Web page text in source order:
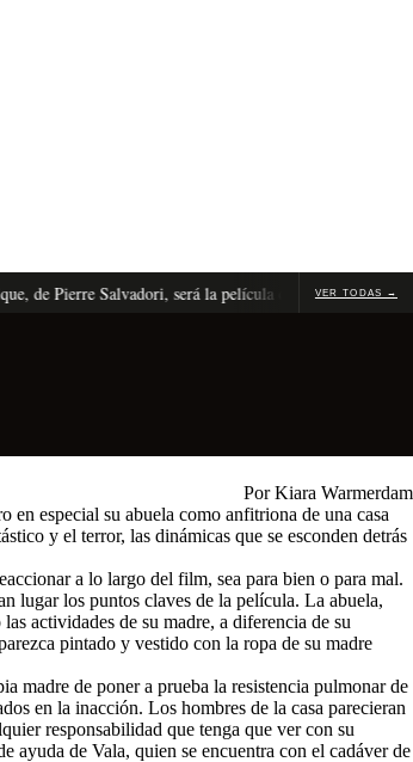
Pierre Salvadori, será la película de apertura de Cannes
VER TODAS →
Por Kiara Warmerdam
especial su abuela como anfitriona de una casa
y el terror, las dinámicas que se esconden detrás
a lo largo del film, sea para bien o para mal.
lugar los puntos claves de la película. La abuela,
actividades de su madre, a diferencia de su
pintado y vestido con la ropa de su madre
madre de poner a prueba la resistencia pulmonar de
en la inacción. Los hombres de la casa parecieran
responsabilidad que tenga que ver con su
ayuda de Vala, quien se encuentra con el cadáver de